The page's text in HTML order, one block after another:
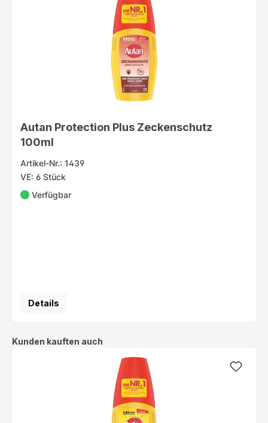
Autan Protection Plus Zeckenschutz
100ml
Artikel-Nr.: 1439
VE: 6 Stück
Verfügbar
Details
Produktgalerie überspringen
Kunden kauften auch